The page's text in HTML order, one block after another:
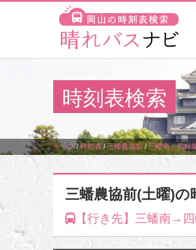
時刻表検索
トップ/時刻表/三蟠農協前/三蟠南→四軒
三蟠農協前(土曜)の
【行き先】三蟠南→